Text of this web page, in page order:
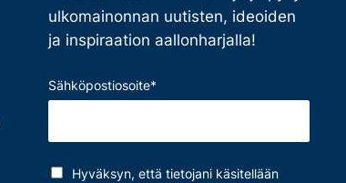
ulkomainonnan uutisten, ideoiden
ja inspiraation aallonharjalla!
Sähköpostiosoite*
Hyväksyn, että tietojani käsitellään